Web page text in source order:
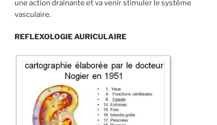
une action drainante et va venir stimuler le système
vasculaire.
REFLEXOLOGIE AURICULAIRE